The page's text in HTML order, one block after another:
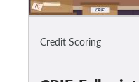
Credit Scoring